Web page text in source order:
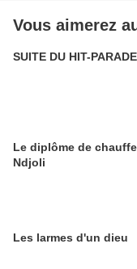
Vous aimerez
SUITE DU HIT-
Le diplôme de
Ndjoli
Les larmes d'un dieu